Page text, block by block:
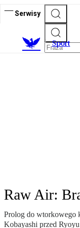
Serwisy
Sport
Raw Air:
Prolog do wtorkowego
Kobayashi przed